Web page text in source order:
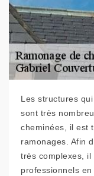
Les structures
sont très
cheminées, il est
ramonages. Afin
très complexes,
professionnels